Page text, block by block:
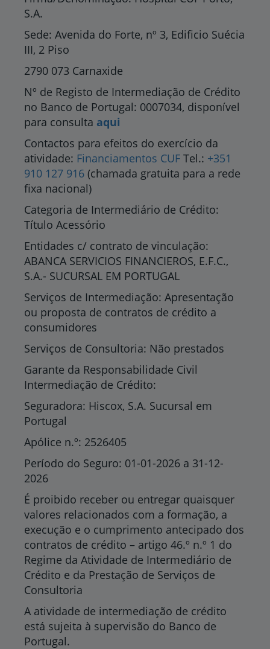
S.A.
Sede: Avenida do Forte, nº 3, Edificio Suécia
III, 2 Piso
2790 073 Carnaxide
Nº de Registo de Intermediação de Crédito
no Banco de Portugal: 0007034, disponível
para consulta aqui
Contactos para efeitos do exercício da
atividade: Financiamentos CUF Tel.: +351
910 127 916 (chamada gratuita para a rede
fixa nacional)
Categoria de Intermediário de Crédito:
Título Acessório
Entidades c/ contrato de vinculação:
ABANCA SERVICIOS FINANCIEROS, E.F.C.,
S.A.- SUCURSAL EM PORTUGAL
Serviços de Intermediação: Apresentação
ou proposta de contratos de crédito a
consumidores
Serviços de Consultoria: Não prestados
Garante da Responsabilidade Civil
Intermediação de Crédito:
Seguradora: Hiscox, S.A. Sucursal em
Portugal
Apólice n.º: 2526405
Período do Seguro: 01-01-2026 a 31-12-
2026
É proibido receber ou entregar quaisquer
valores relacionados com a formação, a
execução e o cumprimento antecipado dos
contratos de crédito – artigo 46.º n.º 1 do
Regime da Atividade de Intermediário de
Crédito e da Prestação de Serviços de
Consultoria
A atividade de intermediação de crédito
está sujeita à supervisão do Banco de
Portugal.